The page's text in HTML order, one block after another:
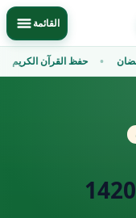
Primary Menu
القائمة
حفظ القرآن الكريم